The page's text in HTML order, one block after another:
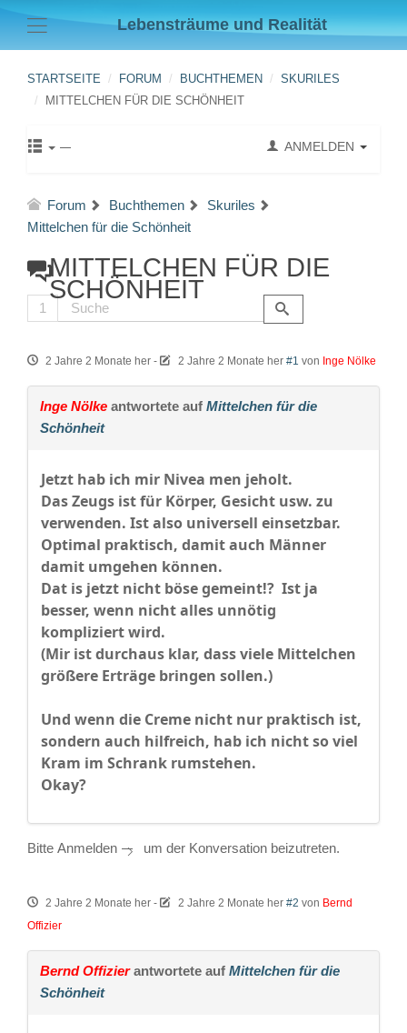
Lebensträume und Realität
STARTSEITE FORUM BUCHTHEMEN
SKURILES
MITTELCHEN FÜR DIE SCHÖNHEIT
ANMELDEN
Forum Buchthemen
Skuriles
Mittelchen für die Schönheit
MITTELCHEN FÜR DIE
SCHÖNHEIT
1
2 Jahre 2 Monate her - 2 Jahre 2 Monate her #1 von Inge Nölke
Inge Nölke antwortete auf Mittelchen für die
Schönheit
Jetzt hab ich mir Nivea men jeholt.
Das Zeugs ist für Körper, Gesicht usw. zu
verwenden. Ist also universell einsetzbar.
Optimal praktisch, damit auch Männer
damit umgehen können.
Dat is jetzt nicht böse gemeint!? Ist ja
besser, wenn nicht alles unnötig
kompliziert wird.
(Mir ist durchaus klar, dass viele Mittelchen
größere Erträge bringen sollen.)
Und wenn die Creme nicht nur praktisch ist,
sondern auch hilfreich, hab ich nicht so viel
Kram im Schrank rumstehen.
Okay?
Bitte Anmelden um der Konversation beizutreten.
2 Jahre 2 Monate her - 2 Jahre 2 Monate her #2 von Bernd
Offizier
Bernd Offizierantwortete auf Mittelchen für die
Schönheit